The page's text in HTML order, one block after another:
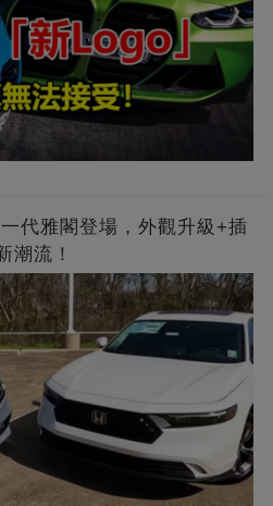
代雅閣登場，外觀升級+插
潮流！